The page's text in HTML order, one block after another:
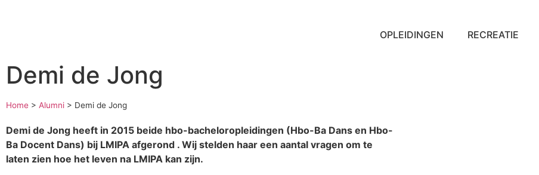
OPLEIDINGEN RECREATIE
Demi de Jong
Home > Alumni > Demi de Jong
Demi de Jong heeft in 2015 beide hbo-bacheloropleidingen (Hbo-Ba Dans en Hbo-
Ba Docent Dans) bij LMIPA afgerond . Wij stelden haar een aantal vragen om te
laten zien hoe het leven na LMIPA kan zijn.